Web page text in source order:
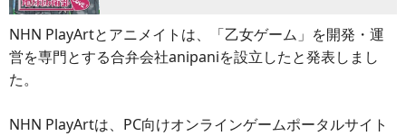
NHN PlayArtとアニメイトは、「乙女ゲーム」を開発・運
営を専門とする合弁会社anipaniを設立したと発表しまし
た。
NHN PlayArtは、PC向けオンラインゲームポータルサイト